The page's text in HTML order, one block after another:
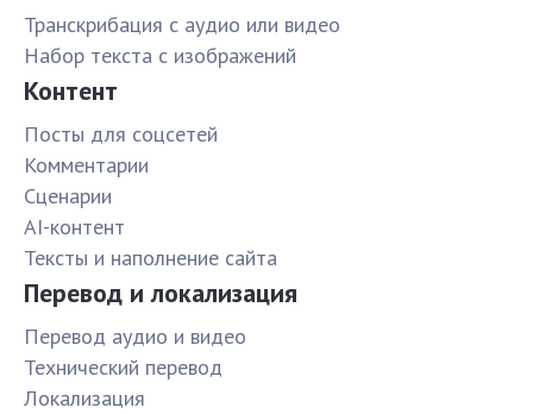
Транскрибация с аудио или видео
Набор текста с изображений
Контент
Посты для соцсетей
Комментарии
Сценарии
AI-контент
Тексты и наполнение сайта
Перевод и локализация
Перевод аудио и видео
Технический перевод
Локализация